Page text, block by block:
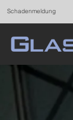
Schadenmeldung